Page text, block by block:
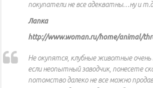
покупатели не все адекватны…ну и
Лапка
http://www.woman.ru/home/animal/
Не окупятся, клубные животные
если неопытный заводчик, понесете
потомство далеко не все можно